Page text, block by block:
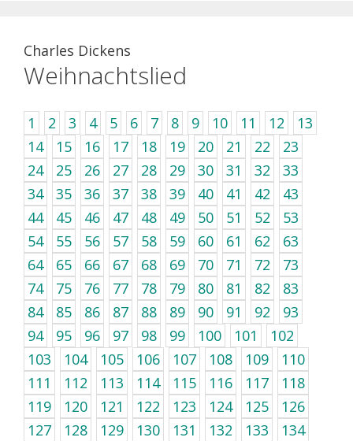
Charles Dickens
Weihnachtslied
1 2 3 4 5 6 7 8 9 10 11 12
13
14
15 16 17 18 19 20 21 22
23
24
25 26 27 28 29 30 31 32
33
34
35 36 37 38 39 40 41 42
43
44
45 46 47 48 49 50 51 52
53
54
55 56 57 58 59 60 61 62
63
64
65 66 67 68 69 70 71 72
73
74
75 76 77 78 79 80 81 82
83
84
85 86 87 88 89 90 91 92
93
94
95 96 97 98 99 100 101
102
103
104 105 106 107 108 109
110
111
112 113 114 115 116 117
118
119
120 121 122 123 124 125
126
127
128 129 130 131 132 133
134